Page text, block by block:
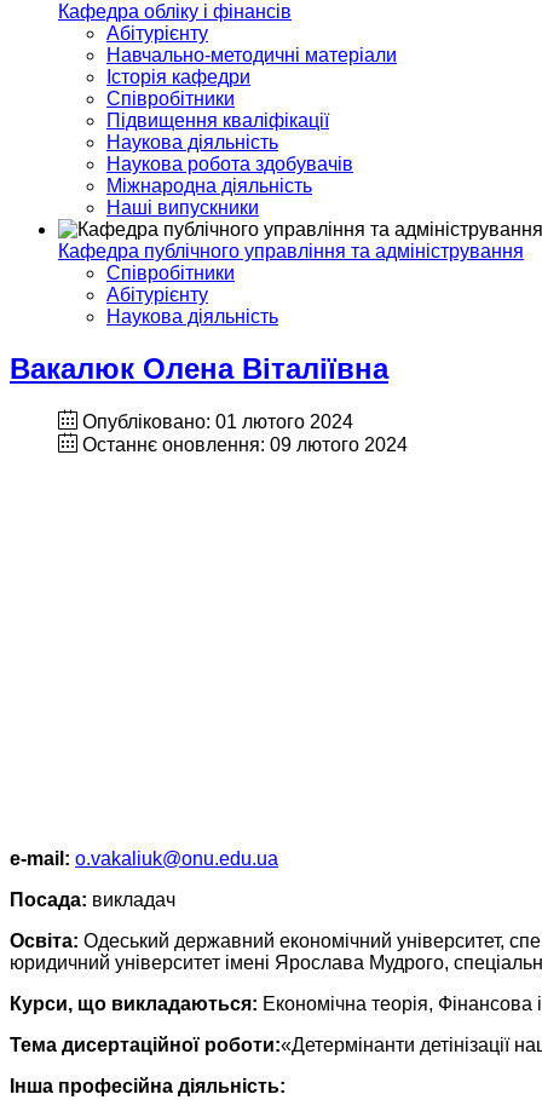
Кафедра обліку і фінансів
Абітурієнту
Навчально-методичні матеріали
Історія кафедри
Співробітники
Підвищення кваліфікації
Наукова діяльність
Наукова робота здобувачів
Міжнародна діяльність
Наші випускники
Кафедра публічного управління та адміністрування
Співробітники
Абітурієнту
Наукова діяльність
Вакалюк Олена Віталіївна
Опубліковано: 01 лютого 2024
Останнє оновлення: 09 лютого 2024
e-mail: o.vakaliuk@onu.edu.ua
Посада: викладач
Освіта: Одеський державний економічний університет,
юридичний університет імені Ярослава Мудрого,
Курси, що викладаються: Економічна теорія,
Тема дисертаційної роботи:«Детермінанти детінізації
Інша професійна діяльність: